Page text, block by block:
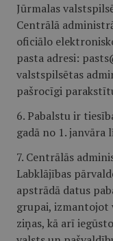
Jūrmalas
Centrālā
oficiālo
pasta adresi:
valstspilsētas
pašrocīgi
6. Pabalstu ir
gadā no 1. janvāra
7. Centrālās
Labklājības
apstrādā datus
grupai, izmantojot
ziņas, kā arī